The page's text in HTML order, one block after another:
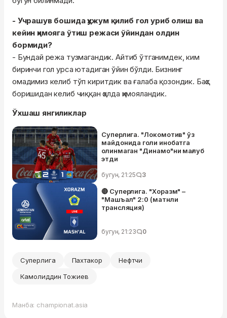
- Учрашув бошида ҳужум қилиб гол уриб олиш ва
кейин ҳимояга ўтиш режаси ўйиндан олдин
бормиди?
- Бундай режа тузмагандик. Айтиб ўтганимдек, ким
биринчи гол урса ютадиган ўйин бўлди. Бизнинг
омадимиз келиб тўп киритдик ва ғалаба қозондик. Баҳс
боришидан келиб чиққан ҳолда ҳимояландик.
Ўхшаш янгиликлар
Суперлига. "Локомотив" ўз
майдонида голи инобатга
олинмаган "Динамо"ни мағлуб
этди
бугун, 21:25 3
🔴 Суперлига. "Хоразм" –
"Машъал" 2:0 (матнли
трансляция)
бугун, 21:23 0
Суперлига Пахтакор
Нефтчи
Камолиддин Тожиев
Манба: championat.asia